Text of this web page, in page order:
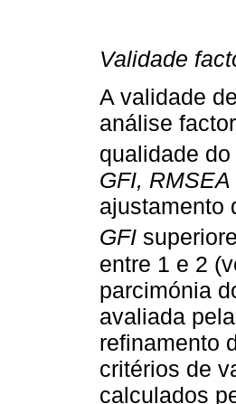
Validade
A validade
análise
qualidade
GFI, RMSEA
ajustamento
GFI
entre 1 e 2
parcimónia
avaliada
refinamento
critérios de
calculados